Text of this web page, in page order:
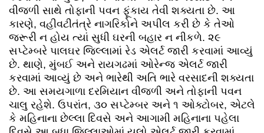
વીજળી સાથે તોફાની પવન ફૂંકાય તેવી શક્યતા છે. આ
કારણે, વહીવટીતંત્રે નાગરિકોને અપીલ કરી છે કે તેઓ
જરૂરી ન હોય ત્યાં સુધી ઘરની બહાર ન નીકળે. ૨૯
સપ્ટેમ્બરે પાલઘર જિલ્લામાં રેડ એલર્ટ જારી કરવામાં આવ્યું
છે. થાણે, મુંબઈ અને રાયગઢમાં ઓરેન્જ એલર્ટ જારી
કરવામાં આવ્યું છે અને ભારેથી અતિ ભારે વરસાદની શક્યતા
છે. આ સમયગાળા દરમિયાન વીજળી અને તોફાની પવન
ચાલુ રહેશે. ઉપરાંત, ૩૦ સપ્ટેમ્બર અને ૧ ઓક્ટોબર, એટલે
કે મહિનાના છેલ્લા દિવસે અને આગામી મહિનાના પહેલા